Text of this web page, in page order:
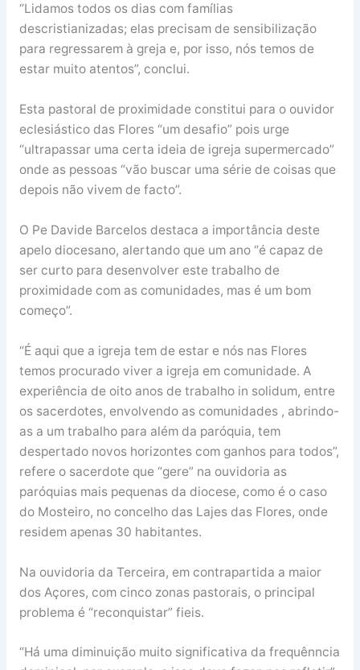
“Lidamos todos os dias com famílias
descristianizadas; elas precisam de sensibilização
para regressarem à greja e, por isso, nós temos de
estar muito atentos”, conclui.
Esta pastoral de proximidade constitui para o ouvidor
eclesiástico das Flores “um desafio” pois urge
“ultrapassar uma certa ideia de igreja supermercado”
onde as pessoas “vão buscar uma série de coisas que
depois não vivem de facto”.
O Pe Davide Barcelos destaca a importância deste
apelo diocesano, alertando que um ano “é capaz de
ser curto para desenvolver este trabalho de
proximidade com as comunidades, mas é um bom
começo”.
“É aqui que a igreja tem de estar e nós nas Flores
temos procurado viver a igreja em comunidade. A
experiência de oito anos de trabalho in solidum, entre
os sacerdotes, envolvendo as comunidades , abrindo-
as a um trabalho para além da paróquia, tem
despertado novos horizontes com ganhos para todos”,
refere o sacerdote que “gere” na ouvidoria as
paróquias mais pequenas da diocese, como é o caso
do Mosteiro, no concelho das Lajes das Flores, onde
residem apenas 30 habitantes.
Na ouvidoria da Terceira, em contrapartida a maior
dos Açores, com cinco zonas pastorais, o principal
problema é “reconquistar” fieis.
“Há uma diminuição muito significativa da frequênncia